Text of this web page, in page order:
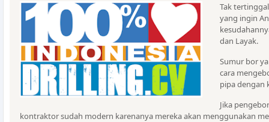
Tak
yang ingin
dan Layak.
Sumur bor
cara
pipa dengan
Jika
kontraktor sudah modern karenanya mereka akan menggunakan